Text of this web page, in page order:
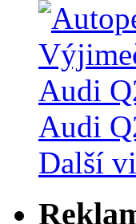
Audi
Další